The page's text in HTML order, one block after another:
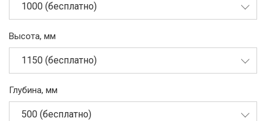
1000 (бесплатно)
Высота, мм
1150 (бесплатно)
Глубина, мм
500 (бесплатно)